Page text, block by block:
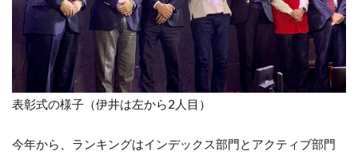
表彰式の様子（伊井は左から2人目）
今年から、ランキングはインデックス部門とアクティブ部門